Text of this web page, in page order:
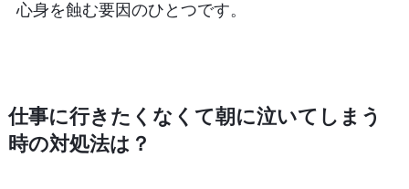
心身を蝕む要因のひとつです。
仕事に行きたくなくて朝に泣いてしまう
時の対処法は？